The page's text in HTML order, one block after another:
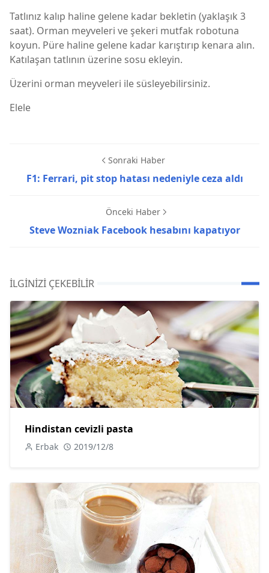
Tatlınız kalıp haline gelene kadar bekletin (yaklaşık 3
saat). Orman meyveleri ve şekeri mutfak robotuna
koyun. Püre haline gelene kadar karıştırıp kenara alın.
Katılaşan tatlının üzerine sosu ekleyin.
Üzerini orman meyveleri ile süsleyebilirsiniz.
Elele
Sonraki Haber
F1: Ferrari, pit stop hatası nedeniyle ceza aldı
Önceki Haber
Steve Wozniak Facebook hesabını kapatıyor
İLGINIZI ÇEKEBILIR
Hindistan cevizli pasta
Erbak 2019/12/8